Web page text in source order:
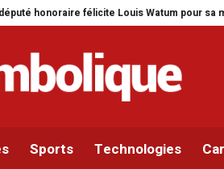
Louis Watum pour sa mise en œuvre de
Sports Technologies